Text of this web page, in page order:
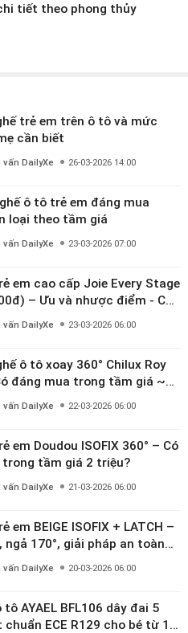
tiết theo phong thủy
trẻ em trên ô tô và mức
cần biết
DailyXe 26-03-2026 14:00
ô tô trẻ em đáng mua
loại theo tầm giá
DailyXe 23-03-2026 07:00
em cao cấp Joie Every Stage
– Ưu và nhược điểm - Có
cho bé từ 0–12 tuổi?
DailyXe 23-03-2026 06:00
ô tô xoay 360° Chilux Roy
đáng mua trong tầm giá ~3
DailyXe 22-03-2026 06:00
em Doudou ISOFIX 360° – Có
trong tầm giá 2 triệu?
DailyXe 21-03-2026 06:00
em BEIGE ISOFIX + LATCH –
ngả 170°, giải pháp an toàn
bé 0–10 tuổi
DailyXe 20-03-2026 06:00
tô AYAEL BFL106 dây đai 5
ECE R129 cho bé từ 1–